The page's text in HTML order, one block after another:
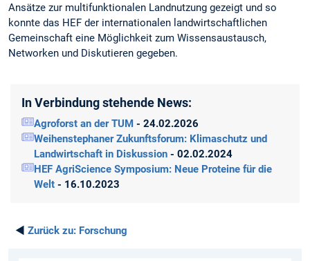
Ansätze zur multifunktionalen Landnutzung gezeigt und so
konnte das HEF der internationalen landwirtschaftlichen
Gemeinschaft eine Möglichkeit zum Wissensaustausch,
Networken und Diskutieren gegeben.
In Verbindung stehende News:
Agroforst an der TUM - 24.02.2026
Weihenstephaner Zukunftsforum: Klimaschutz und
Landwirtschaft in Diskussion - 02.02.2024
HEF AgriScience Symposium: Neue Proteine für die
Welt - 16.10.2023
◄ Zurück zu: Forschung